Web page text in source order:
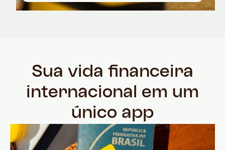
Sua vida financeira
internacional em um
único app